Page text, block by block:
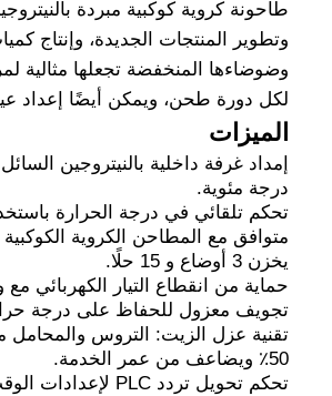
طاحونة كروية كوكبية مبردة
وتطوير المنتجات الجديدة، وإنتاج
وضوضاءها المنخفضة تجعلها مثالية
لكل دورة طحن، ويمكن أيضًا إعداد
الميزات
درجة مئوية.
تحكم تلقائي في درجة الحرارة
متوافق مع المطاحن الكروية الكوكبية
يخزن 3 أوضاع و 15 حلًا.
حماية من انقطاع التيار الكهربائي
تجويف معزول للحفاظ على درجة
تقنية عزل الزيت: التروس
50٪ ويضاعف من عمر الخدمة.
تحكم تحويل تردد PLC لإعدادات الوقت والسرعة والاتجاه (للأمام/للخلف).